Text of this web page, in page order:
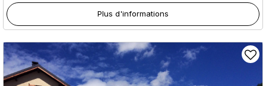
Plus d'informations